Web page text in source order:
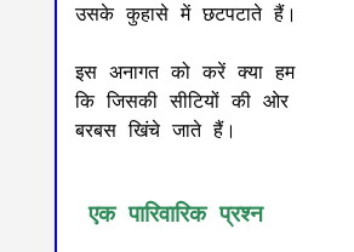
उसके कुहासे में छटपटाते हैं।
इस अनागत को करें क्या हम
कि जिसकी सीटियों की ओर
बरबस खिंचे जाते हैं।
एक पारिवारिक प्रश्न